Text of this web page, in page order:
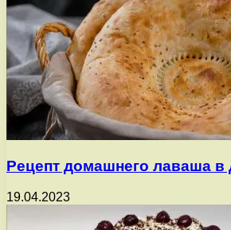
Рецепт домашнего лаваша в
19.04.2023